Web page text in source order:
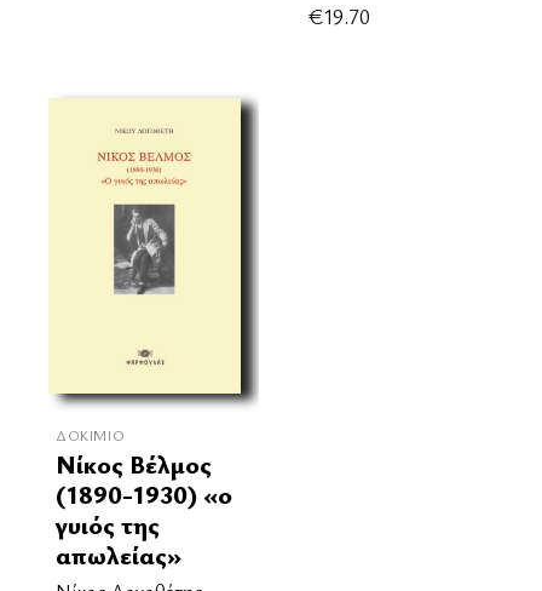
€19.70
ΔΟΚΊΜΙΟ
Νίκος Βέλμος
(1890-1930) «ο
γυιός της
απωλείας»